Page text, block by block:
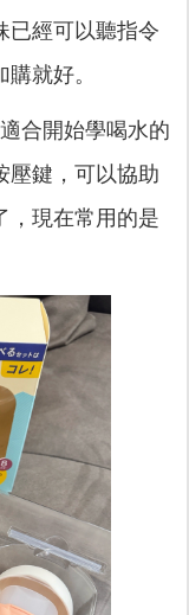
已經可以聽指令
就好。
合開始學喝水的
壓鍵，可以協助
，現在常用的是